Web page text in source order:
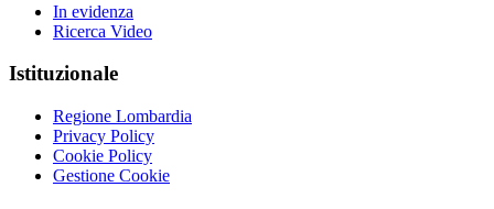
In evidenza
Ricerca Video
Istituzionale
Regione Lombardia
Privacy Policy
Cookie Policy
Gestione Cookie